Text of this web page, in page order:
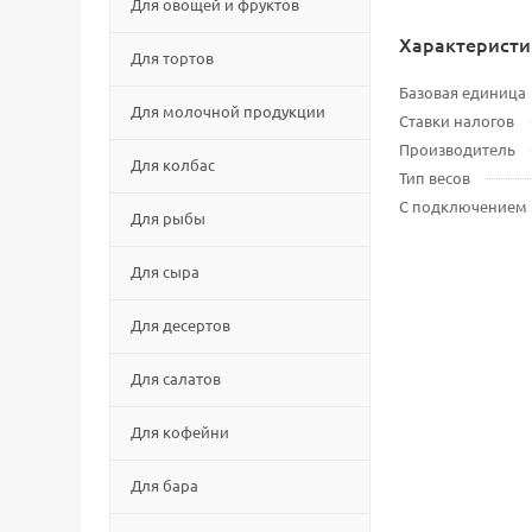
Для овощей и фруктов
Для тортов
Для молочной продукции
Для колбас
Для рыбы
Для сыра
Для десертов
Для салатов
Для кофейни
Для бара
Базовая единица
Ставки налогов
Производитель
Тип весов
С подключением